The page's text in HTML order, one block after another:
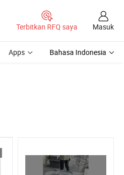
Terbitkan RFQ saya Masuk
Apps Bahasa Indonesia